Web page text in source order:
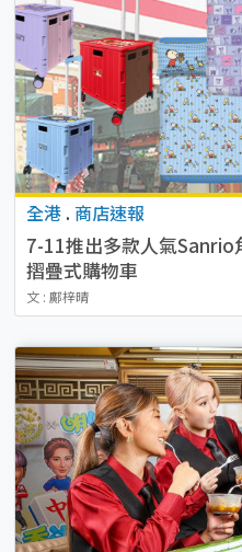
全港 . 商店速報
7-11推出多款人氣
摺疊式購物車
文 : 鄺梓晴